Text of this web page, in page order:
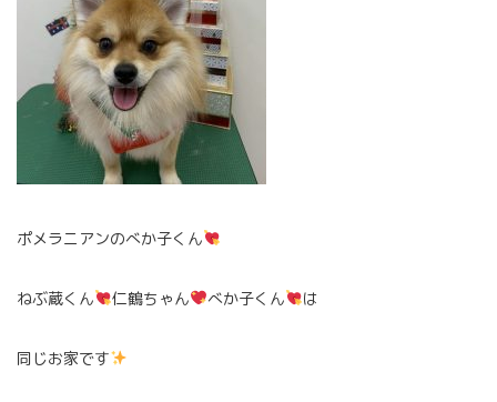
ポメラニアンのべか子くん
ねぶ蔵くん 仁鶴ちゃん べか子くん は
同じお家です